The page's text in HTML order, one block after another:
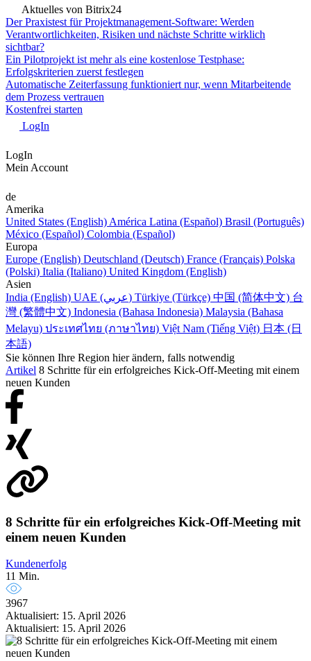
Aktuelles von Bitrix24
Der Praxistest für Projektmanagement-Software: Werden
Verantwortlichkeiten, Risiken und nächste Schritte wirklich
sichtbar?
Ein Pilotprojekt ist mehr als eine kostenlose Testphase:
Erfolgskriterien zuerst festlegen
Automatische Zeiterfassung funktioniert nur, wenn Mitarbeitende
dem Prozess vertrauen
Kostenfrei starten
LogIn
LogIn
Mein Account
de
Amerika
United States (English) América Latina (Español) Brasil (Português)
México (Español) Colombia (Español)
Europa
Europe (English) Deutschland (Deutsch) France (Français) Polska
(Polski) Italia (Italiano) United Kingdom (English)
Asien
India (English)
UAE (عربي) Türkiye (Türkçe) 中国 (简体中文) 台
灣 (繁體中文) Indonesia (Bahasa Indonesia) Malaysia (Bahasa
Melayu) ประเทศไทย (ภาษาไทย) Việt Nam (Tiếng Việt) 日本 (日
本語)
Sie können Ihre Region hier ändern, falls notwendig
Artikel 8 Schritte für ein erfolgreiches Kick-Off-Meeting mit einem
neuen Kunden
8 Schritte für ein erfolgreiches Kick-Off-Meeting mit
einem neuen Kunden
Kundenerfolg
11 Min.
3967
Aktualisiert: 15. April 2026
Aktualisiert: 15. April 2026